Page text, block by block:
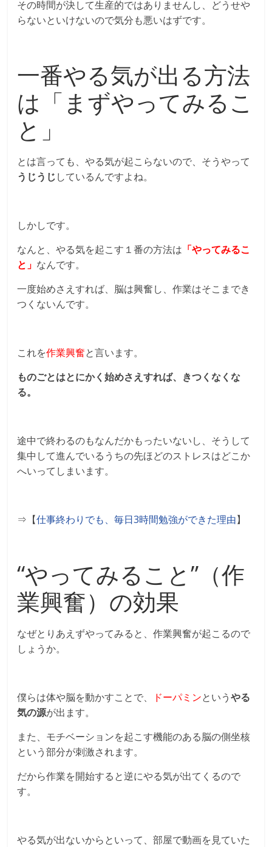
その時間が決して生産的ではありませんし、どうせや
らないといけないので気分も悪いはずです。
一番やる気が出る方法
は「まずやってみるこ
と」
とは言っても、やる気が起こらないので、そうやって
うじうじしているんですよね。
しかしです。
なんと、やる気を起こす１番の方法は 「やってみるこ
と」 なんです。
一度始めさえすれば、脳は興奮し、作業はそこまでき
つくないんです。
これを作業興奮と言います。
ものごとはとにかく始めさえすれば、きつくなくな
る。
途中で終わるのもなんだかもったいないし、そうして
集中して進んでいるうちの先ほどのストレスはどこか
へいってしまいます。
⇒【仕事終わりでも、毎日3時間勉強ができた理由】
“やってみること”（作
業興奮）の効果
なぜとりあえずやってみると、作業興奮が起こるので
しょうか。
僕らは体や脳を動かすことで、 ドーパミンというやる
気の源が出ます。
また、モチベーションを起こす機能のある脳の側坐核
という部分が刺激されます。
だから作業を開始すると逆にやる気が出てくるので
す。
やる気が出ないからといって、部屋で動画を見ていた